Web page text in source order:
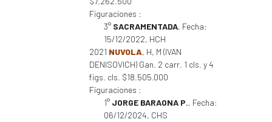
Figuraciones :
3° SACRAMENTADA, Fecha:
15/12/2022, HCH
2021 NUVOLA, H, M (IVAN
DENISOVICH) Gan. 2 carr. 1 cls. y 4
figs. cls. $18.505.000
Figuraciones :
1° JORGE BARAONA P., Fecha:
06/12/2024, CHS